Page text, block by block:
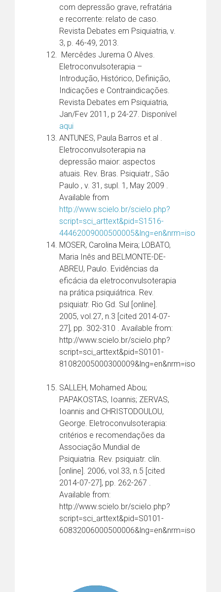
com depressão grave, refratária
e recorrente: relato de caso.
Revista Debates em Psiquiatria, v.
3, p. 46-49, 2013.
Mercêdes Jurema O Alves.
Eletroconvulsoterapia –
Introdução, Histórico, Definição,
Indicações e Contraindicações.
Revista Debates em Psiquiatria,
Jan/Fev 2011, p 24-27. Disponível
aqui
ANTUNES, Paula Barros et al .
Eletroconvulsoterapia na
depressão maior: aspectos
atuais. Rev. Bras. Psiquiatr., São
Paulo , v. 31, supl. 1, May 2009 .
Available from
http://www.scielo.br/scielo.php?
script=sci_arttext&pid=S1516-
44462009000500005&lng=en&nrm=iso
MOSER, Carolina Meira; LOBATO,
Maria Inês and BELMONTE-DE-
ABREU, Paulo. Evidências da
eficácia da eletroconvulsoterapia
na prática psiquiátrica. Rev.
psiquiatr. Rio Gd. Sul [online].
2005, vol.27, n.3 [cited 2014-07-
27], pp. 302-310 . Available from:
http://www.scielo.br/scielo.php?
script=sci_arttext&pid=S0101-
81082005000300009&lng=en&nrm=iso
SALLEH, Mohamed Abou;
PAPAKOSTAS, Ioannis; ZERVAS,
Ioannis and CHRISTODOULOU,
George. Eletroconvulsoterapia:
critérios e recomendações da
Associação Mundial de
Psiquiatria. Rev. psiquiatr. clín.
[online]. 2006, vol.33, n.5 [cited
2014-07-27], pp. 262-267 .
Available from:
http://www.scielo.br/scielo.php?
script=sci_arttext&pid=S0101-
60832006000500006&lng=en&nrm=iso